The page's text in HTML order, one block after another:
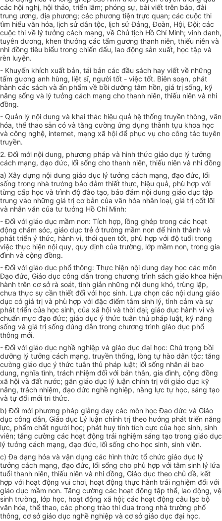
các hội nghị, hội thảo, triển lãm; phóng sự, bài viết trên báo, đài
trung ương, địa phương; các phương tiện trực quan; các cuộc thi
tìm hiểu văn hóa, lịch sử dân tộc, lịch sử Đảng, Đoàn, Hội, Đội; các
cuộc thi về lý tưởng cách mạng, về Chủ tịch Hồ Chí Minh; vinh danh,
tuyên dương, khen thưởng các tấm gương thanh niên, thiếu niên và
nhi đồng tiêu biểu trong chiến đấu, lao động sản xuất, học tập và
rèn luyện.
- Khuyến khích xuất bản, tái bản các đầu sách hay viết về những
tấm gương anh hùng, liệt sĩ, người tốt - việc tốt. Biên soạn, phát
hành các sách và ấn phẩm về bồi dưỡng tâm hồn, giá trị sống, kỹ
năng sống và lý tưởng cách mạng cho thanh niên, thiếu niên và nhi
đồng.
- Quản lý nội dung và khai thác hiệu quả hệ thống truyền thông, văn
hóa, thể thao sẵn có và tăng cường ứng dụng thành tựu khoa học
và công nghệ, internet, mạng xã hội để phục vụ cho công tác tuyên
truyền.
2. Đổi mới nội dung, phương pháp và hình thức giáo dục lý tưởng
cách mạng, đạo đức, lối sống cho thanh niên, thiếu niên và nhi đồng
a) Xây dựng nội dung giáo dục lý tưởng cách mạng, đạo đức, lối
sống trong nhà trường bảo đảm thiết thực, hiệu quả, phù hợp với
từng cấp học và trình độ đào tạo, bảo đảm nội dung giáo dục tập
trung vào những giá trị cơ bản của văn hóa nhân loại, giá trị cốt lõi
và nhân văn của tư tưởng Hồ Chí Minh:
- Đối với giáo dục mầm non: Tích hợp, lồng ghép trong các hoạt
động chăm sóc, giáo dục trẻ ở trường mầm non để hình thành và
phát triển ý thức, hành vi, thói quen tốt, phù hợp với độ tuổi trong
việc thực hiện nội quy, quy định của trường, lớp mầm non, trong gia
đình và cộng đồng.
- Đối với giáo dục phổ thông: Thực hiện nội dung dạy học các môn
Đạo đức, Giáo dục công dân trong chương trình sách giáo khoa hiện
hành trên cơ sở rà soát, tinh giản những nội dung khó, trùng lặp,
chưa thực sự cần thiết đối với học sinh. Lựa chọn các nội dung giáo
dục có giá trị và phù hợp với đặc điểm tâm sinh lý, tình cảm và sự
phát triển của học sinh, của xã hội và thời đại; giáo dục hành vi và
chuẩn mực đạo đức; giáo dục ý thức tuân thủ pháp luật, kỹ năng
sống và giá trị sống đúng đắn trong chương trình giáo dục phổ
thông mới.
- Đối với giáo dục nghề nghiệp và giáo dục đại học: Chú trọng bồi
dưỡng lý tưởng cách mạng, truyền thống, lòng tự hào dân tộc; tăng
cường giáo dục ý thức tuân thủ pháp luật; lối sống nhân ái bao
dung, nghĩa tình, trách nhiệm đối với bản thân, gia đình, cộng đồng
xã hội và đất nước; gắn giáo dục lý luận chính trị với giáo dục kỹ
năng, trách nhiệm, đạo đức nghề nghiệp, năng lực tự học, sáng tạo
và tự đổi mới tri thức.
b) Đổi mới phương pháp giảng dạy các môn học Đạo đức và Giáo
dục công dân, Giáo dục Lý luận chính trị theo hướng phát triển năng
lực, phẩm chất người học; phát huy tính tích cực của học sinh, sinh
viên; tăng cường các hoạt động trải nghiệm sáng tạo trong giáo dục
lý tưởng cách mạng, đạo đức, lối sống cho học sinh, sinh viên.
c) Đa dạng hóa và vận dụng các hình thức tổ chức giáo dục lý
tưởng cách mạng, đạo đức, lối sống cho phù hợp với tâm sinh lý lứa
tuổi thanh niên, thiếu niên và nhi đồng, Giáo dục theo chủ đề, kết
hợp với hoạt động vui chơi, hoạt động thực hành trải nghiệm đối với
giáo dục mầm non. Tăng cường các hoạt động tập thể, lao động, vệ
sinh trường, lớp học, hoạt động xã hội; các hoạt động câu lạc bộ
văn hóa, thể thao, các phong trào thi đua trong nhà trường phổ
thông, cơ sở giáo dục nghề nghiệp và cơ sở giáo dục đại học.